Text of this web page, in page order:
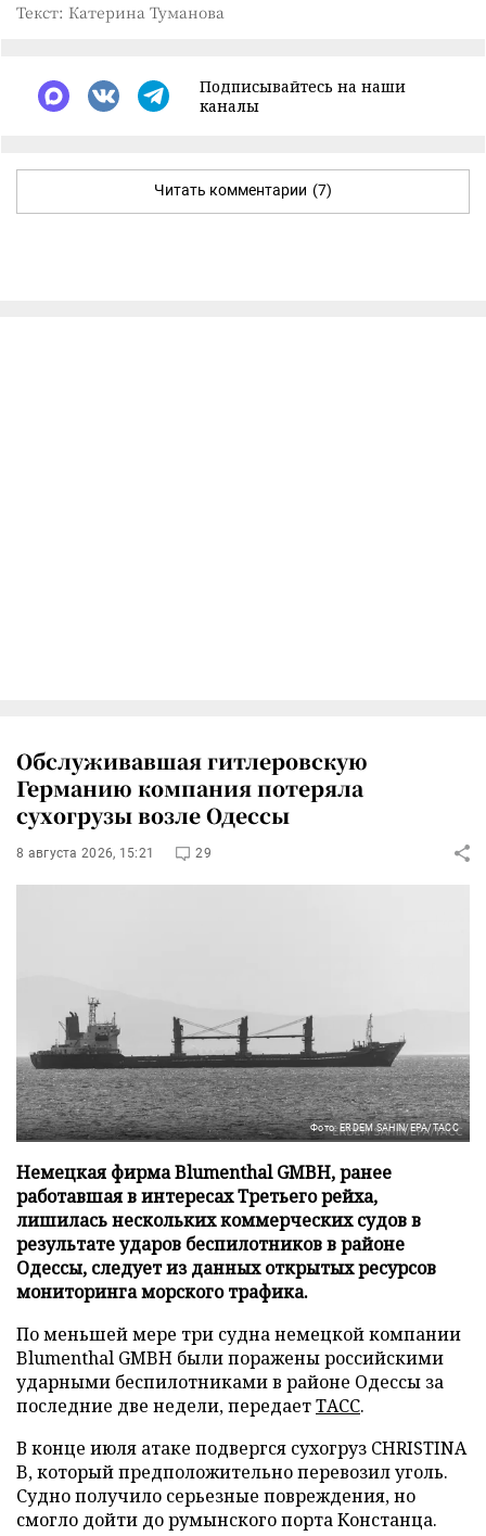
Текст: Катерина Туманова
Подписывайтесь на наши
каналы
Читать комментарии (7)
Обслуживавшая гитлеровскую
Германию компания потеряла
сухогрузы возле Одессы
8 августа 2026, 15:21 29
Фото: ERDEM SAHIN/EPA/ТАСС
Немецкая фирма Blumenthal GMBH, ранее
работавшая в интересах Третьего рейха,
лишилась нескольких коммерческих судов в
результате ударов беспилотников в районе
Одессы, следует из данных открытых ресурсов
мониторинга морского трафика.
По меньшей мере три судна немецкой компании
Blumenthal GMBH были поражены российскими
ударными беспилотниками в районе Одессы за
последние две недели, передаетТАСС.
В конце июля атаке подвергся сухогруз CHRISTINA
B, который предположительно перевозил уголь.
Судно получило серьезные повреждения, но
смогло дойти до румынского порта Констанца.